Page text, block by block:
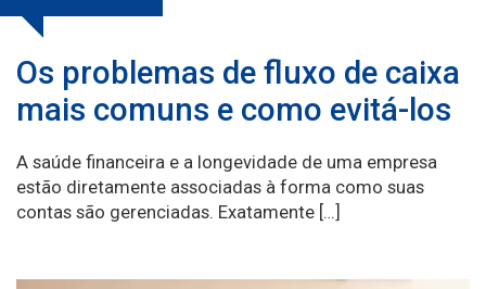
Os problemas de fluxo de caixa
mais comuns e como evitá-los
A saúde financeira e a longevidade de uma empresa
estão diretamente associadas à forma como suas
contas são gerenciadas. Exatamente […]